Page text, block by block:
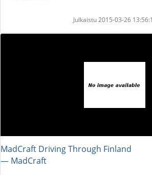
Julkaistu 2015-03-26
MadCraft Driving Through Finland
― MadCraft